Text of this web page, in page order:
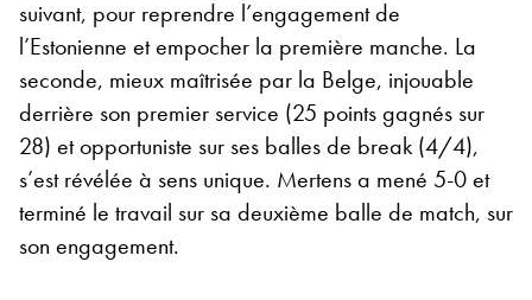
suivant, pour reprendre l’engagement de
l’Estonienne et empocher la première manche. La
seconde, mieux maîtrisée par la Belge, injouable
derrière son premier service (25 points gagnés sur
28) et opportuniste sur ses balles de break (4/4),
s’est révélée à sens unique. Mertens a mené 5-0 et
terminé le travail sur sa deuxième balle de match, sur
son engagement.